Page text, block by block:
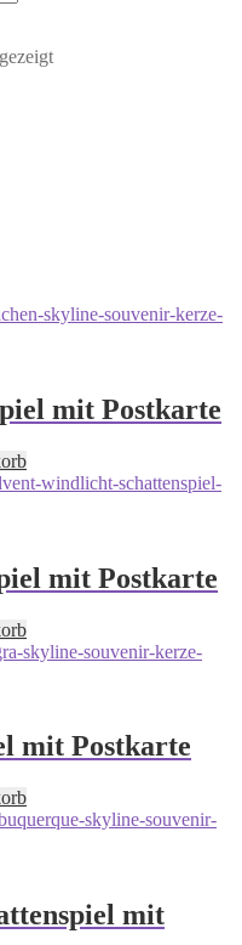
mit Postkarte
mit Postkarte
mit Postkarte
mit